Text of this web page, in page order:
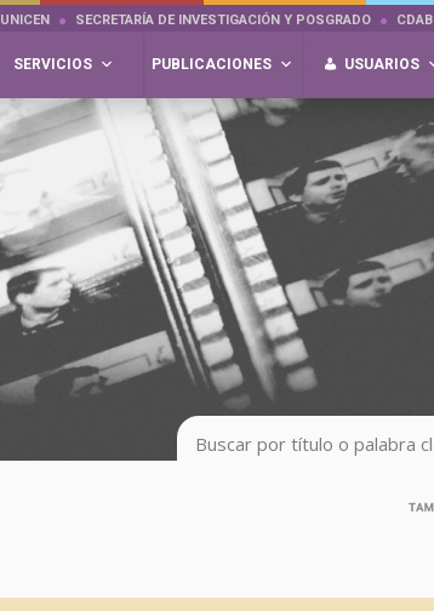
UNICEN SECRETARÍA DE INVESTIGACIÓN Y POSGRADO CDAB
SERVICIOS PUBLICACIONES USUARIOS